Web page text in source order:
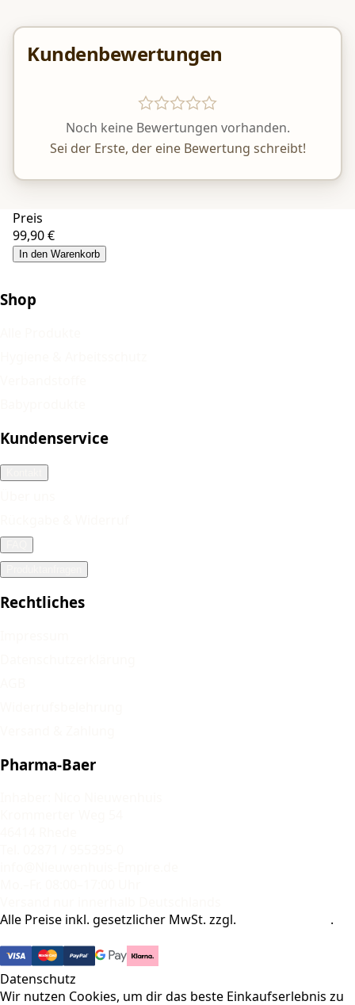
Kundenbewertungen
Noch keine Bewertungen vorhanden.
Sei der Erste, der eine Bewertung schreibt!
Preis
99,90 €
In den Warenkorb
Shop
Kundenservice
Rechtliches
Pharma-Baer
Alle Preise inkl. gesetzlicher MwSt. zzgl.
.
Datenschutz
Wir nutzen Cookies, um dir das beste Einkaufserlebnis zu